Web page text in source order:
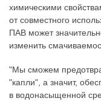
химическими
от совместного
ПАВ может
изменить
"Мы сможем
"капли", а значит,
в водонасыщенной